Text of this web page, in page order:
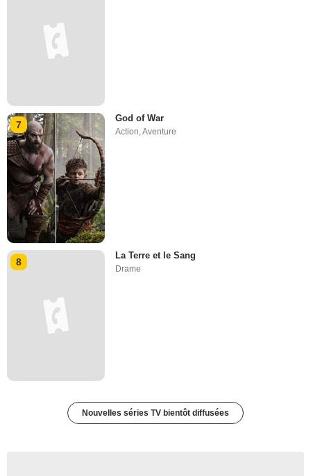
7
God of War
Action,Aventure
8
La Terre et le Sang
Drame
Nouvelles séries TV bientôt diffusées